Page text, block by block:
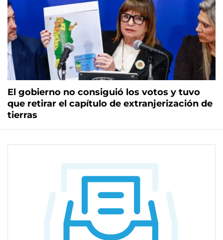
El gobierno no consiguió los votos y tuvo
que retirar el capítulo de extranjerización de
tierras